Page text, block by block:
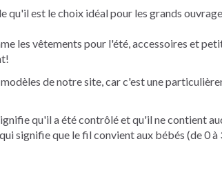
qu'il est le choix idéal pour les grands
les vêtements pour l'été, accessoires et
de notre site, car c'est une
qu'il a été contrôlé et qu'il ne contient
signifie que le fil convient aux bébés (de 0 à